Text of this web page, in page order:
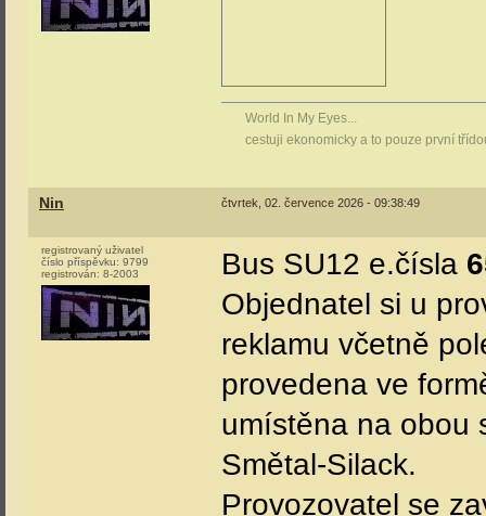
World In My Eyes...
cestuji ekonomicky a to pouze první
Nin čtvrtek, 02. července 2026 - 09:38:49
registrovaný uživatel
číslo příspěvku: 9799
registrován: 8-2003 Bus SU12 e.čísla
Objednatel si u
reklamu včetně
provedena ve
umístěna na obou
Smětal-Silack.
Provozovatel se